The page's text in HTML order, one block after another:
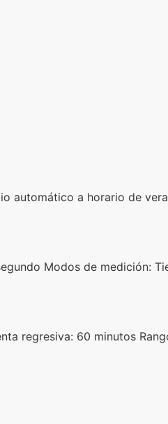
automático a horario de
Modos de medición:
regresiva: 60 minutos